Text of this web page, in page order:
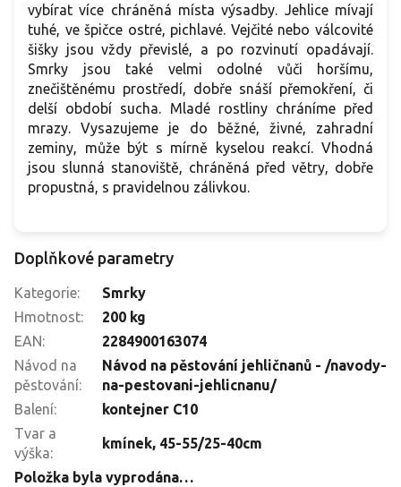
vybírat více chráněná místa výsadby. Jehlice mívají
tuhé, ve špičce ostré, pichlavé. Vejčité nebo válcovité
šišky jsou vždy převislé, a po rozvinutí opadávají.
Smrky jsou také velmi odolné vůči horšímu,
znečištěnému prostředí, dobře snáší přemokření, či
delší období sucha. Mladé rostliny chráníme před
mrazy. Vysazujeme je do běžné, živné, zahradní
zeminy, může být s mírně kyselou reakcí. Vhodná
jsou slunná stanoviště, chráněná před větry, dobře
propustná, s pravidelnou zálivkou.
Doplňkové parametry
Kategorie:
Smrky
Hmotnost:
200 kg
EAN:
2284900163074
Návod na
pěstování:
Návod na pěstování jehličnanů - /navody-
na-pestovani-jehlicnanu/
Balení:
kontejner C10
Tvar a
výška:
kmínek, 45-55/25-40cm
Položka byla vyprodána…